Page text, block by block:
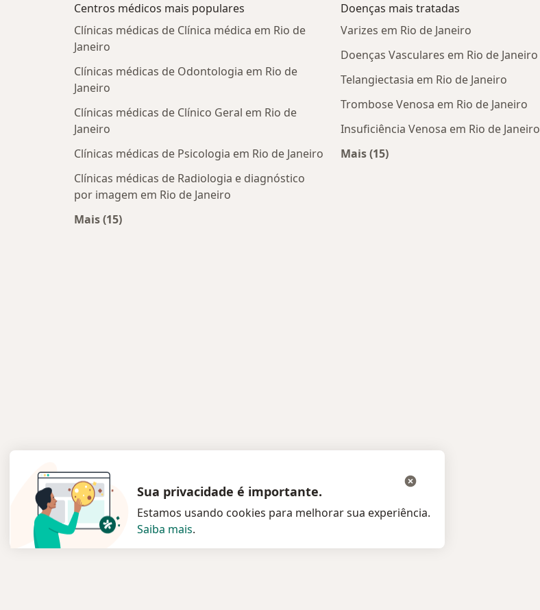
Centros médicos mais populares
Clínicas médicas de Clínica médica em Rio de
Janeiro
Clínicas médicas de Odontologia em Rio de
Janeiro
Clínicas médicas de Clínico Geral em Rio de
Janeiro
Clínicas médicas de Psicologia em Rio de Janeiro
Clínicas médicas de Radiologia e diagnóstico
por imagem em Rio de Janeiro
Mais (15)
Doenças mais tratadas
Varizes em Rio de Janeiro
Doenças Vasculares em Rio de Janeiro
Telangiectasia em Rio de Janeiro
Trombose Venosa em Rio de Janeiro
Insuficiência Venosa em Rio de Janeiro
Mais (15)
Sua privacidade é importante.
Estamos usando cookies para melhorar sua experiência.
Saiba mais.